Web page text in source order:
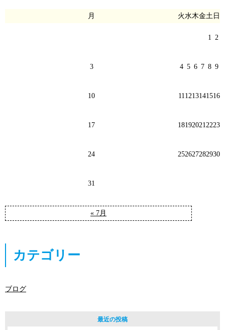
月 火水木金土 日
« 7月
1 2
3 4 5 6 7 8 9
10 11 1213141516
17 18192021 2223
24 252627282930
31
カテゴリー
ブログ
最近の投稿